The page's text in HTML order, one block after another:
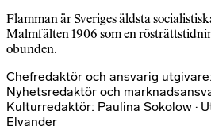
Flamman är Sveriges äldsta
Malmfälten 1906 som en
obunden.
Chefredaktör och ansvarig
Nyhetsredaktör och
Kulturredaktör: Paulina Sokolow ·
Elvander